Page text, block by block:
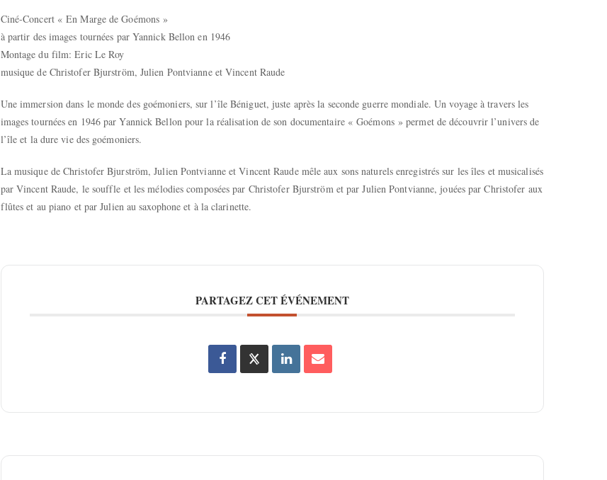
Ciné-Concert « En Marge de Goémons »
à partir des images tournées par Yannick Bellon en 1946
Montage du film: Eric Le Roy
musique de Christofer Bjurström, Julien Pontvianne et Vincent Raude
Une immersion dans le monde des goémoniers, sur l’île Béniguet, juste après la seconde guerre mondiale. Un voyage à travers les
images tournées en 1946 par Yannick Bellon pour la réalisation de son documentaire « Goémons » permet de découvrir l’univers de
l’île et la dure vie des goémoniers.
La musique de Christofer Bjurström, Julien Pontvianne et Vincent Raude mêle aux sons naturels enregistrés sur les îles et musicalisés
par Vincent Raude, le souffle et les mélodies composées par Christofer Bjurström et par Julien Pontvianne, jouées par Christofer aux
flûtes et au piano et par Julien au saxophone et à la clarinette.
PARTAGEZ CET ÉVÉNEMENT